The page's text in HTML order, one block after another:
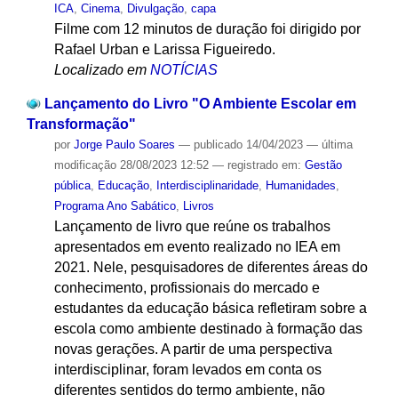
ICA, Cinema, Divulgação, capa
Filme com 12 minutos de duração foi dirigido por
Rafael Urban e Larissa Figueiredo.
Localizado em NOTÍCIAS
Lançamento do Livro "O Ambiente Escolar em
Transformação"
por Jorge Paulo Soares — publicado14/04/2023 — última
modificação28/08/2023 12:52 — registrado em: Gestão
pública, Educação, Interdisciplinaridade, Humanidades,
Programa Ano Sabático, Livros
Lançamento de livro que reúne os trabalhos
apresentados em evento realizado no IEA em
2021. Nele, pesquisadores de diferentes áreas do
conhecimento, profissionais do mercado e
estudantes da educação básica refletiram sobre a
escola como ambiente destinado à formação das
novas gerações. A partir de uma perspectiva
interdisciplinar, foram levados em conta os
diferentes sentidos do termo ambiente, não